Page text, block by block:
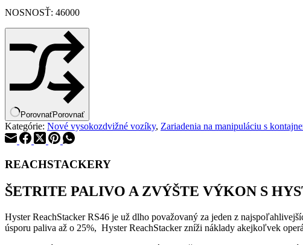
NOSNOSŤ: 46000
PorovnaťPorovnať
Kategórie: Nové vysokozdvižné vozíky, Zariadenia na manipuláciu s
REACHSTACKERY
ŠETRITE PALIVO A ZVÝŠTE VÝKON S
Hyster ReachStacker RS46 je už dlho považovaný za jeden z
úsporu paliva až o 25%, Hyster ReachStacker zníži náklady akejkoľvek